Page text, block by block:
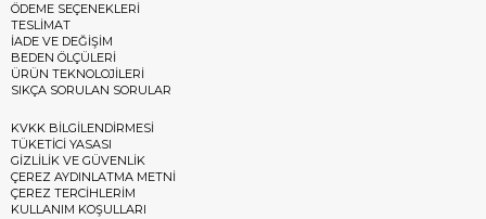
ÖDEME SEÇENEKLERİ
TESLİMAT
İADE VE DEĞİŞİM
BEDEN ÖLÇÜLERİ
ÜRÜN TEKNOLOJİLERİ
SIKÇA SORULAN SORULAR
KVKK BİLGİLENDİRMESİ
TÜKETİCİ YASASI
GİZLİLİK VE GÜVENLİK
ÇEREZ AYDINLATMA METNİ
ÇEREZ TERCİHLERİM
KULLANIM KOŞULLARI